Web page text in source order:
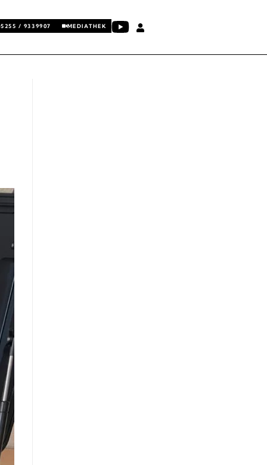
/ 9339907 MEDIATHEK